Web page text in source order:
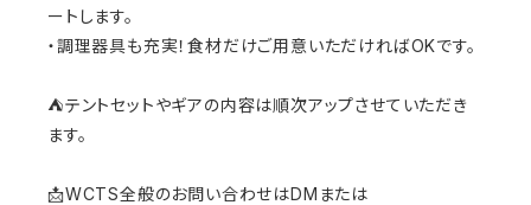
ートします。
・調理器具も充実！食材だけご用意いただければOKです。
⛺️テントセットやギアの内容は順次アップさせていただき
ます。
📩WCTS全般のお問い合わせはDMまたは